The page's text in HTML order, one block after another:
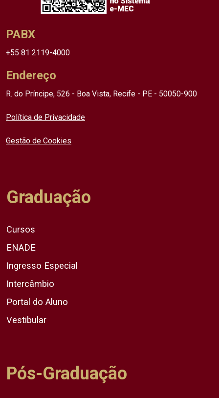
PABX
+55 81 2119-4000
Endereço
R. do Príncipe, 526 - Boa Vista, Recife - PE - 50050-900
Política de Privacidade
Gestão de Cookies
Graduação
Cursos
ENADE
Ingresso Especial
Intercâmbio
Portal do Aluno
Vestibular
Pós-Graduação